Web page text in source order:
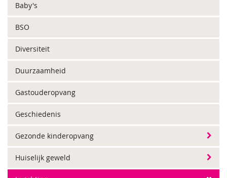
Baby's
BSO
Diversiteit
Duurzaamheid
Gastouderopvang
Geschiedenis
Gezonde kinderopvang
Huiselijk geweld